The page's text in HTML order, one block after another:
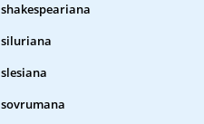
shakespeariana
siluriana
slesiana
sovrumana